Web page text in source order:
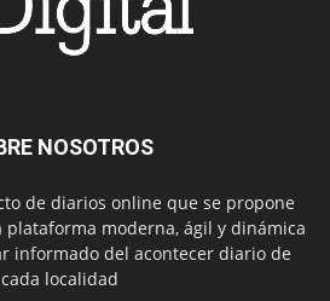
NOSOTROS
de diarios online que se propone
moderna, ágil y dinámica
informado del acontecer diario de
cada localidad